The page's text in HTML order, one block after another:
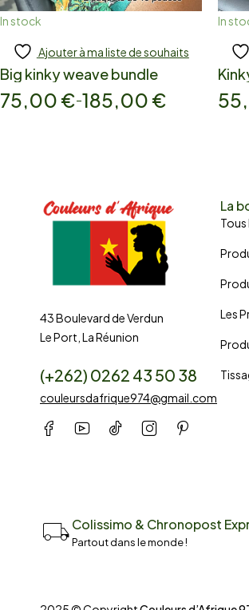
In stock
Add to cart
Ajouter à ma liste de souhaits
Big kinky weave bundle
75,00 €–185,00 €
In
43 Boulevard de Verdun
Le Port, La Réunion
(+262) 0262 43 50 38
couleursdafrique974@gmail.com
La
Les
Colissimo & Chronopost
Partout dans le monde !